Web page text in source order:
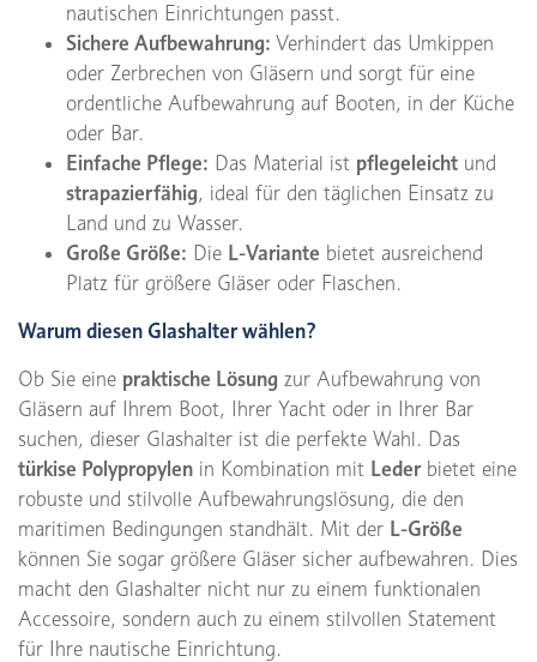
nautischen Einrichtungen passt.
Sichere Aufbewahrung: Verhindert das Umkippen
oder Zerbrechen von Gläsern und sorgt für eine
ordentliche Aufbewahrung auf Booten, in der Küche
oder Bar.
Einfache Pflege: Das Material ist pflegeleicht und
strapazierfähig, ideal für den täglichen Einsatz zu
Land und zu Wasser.
Große Größe: Die L-Variante bietet ausreichend
Platz für größere Gläser oder Flaschen.
Warum diesen Glashalter wählen?
Ob Sie eine praktische Lösung zur Aufbewahrung von
Gläsern auf Ihrem Boot, Ihrer Yacht oder in Ihrer Bar
suchen, dieser Glashalter ist die perfekte Wahl. Das
türkise Polypropylen in Kombination mit Lederbietet eine
robuste und stilvolle Aufbewahrungslösung, die den
maritimen Bedingungen standhält. Mit der L-Größe
können Sie sogar größere Gläser sicher aufbewahren. Dies
macht den Glashalter nicht nur zu einem funktionalen
Accessoire, sondern auch zu einem stilvollen Statement
für Ihre nautische Einrichtung.